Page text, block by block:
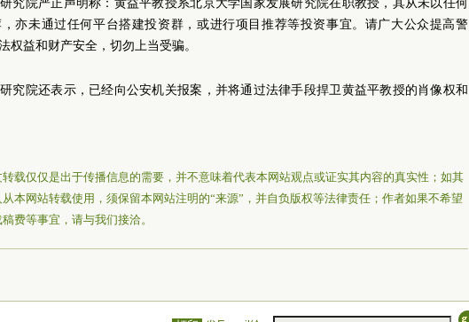
究院严正声明称：黄益平教授系北京大学国家发展研究院在职教授，其从未以任何
亦未通过任何平台搭建投资群，或进行项目推荐等投资事宜。请广大公众提高警
权益和财产安全，切勿上当受骗。
究院还表示，已经向公安机关报案，并将通过法律手段捍卫黄益平教授的肖像权和
载仅仅是出于传播信息的需要，并不意味着代表本网站观点或证实其内容的真实性；如其
本网站转载使用，须保留本网站注明的“来源”，并自负版权等法律责任；作者如果不希望
费等事宜，请与我们接洽。